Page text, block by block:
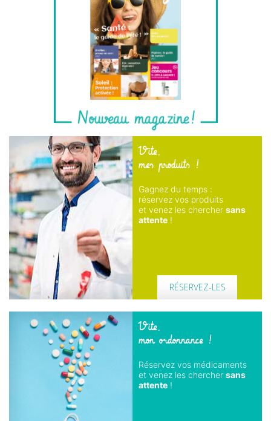
Vite,
mes produits !
Gagnez du temps :
réservez vos produits
et venez les chercher sans
attente !
RÉSERVEZ-LES
Vite,
mon ordonnance !
Réservez vos médicaments
et venez les chercher sans
attente !